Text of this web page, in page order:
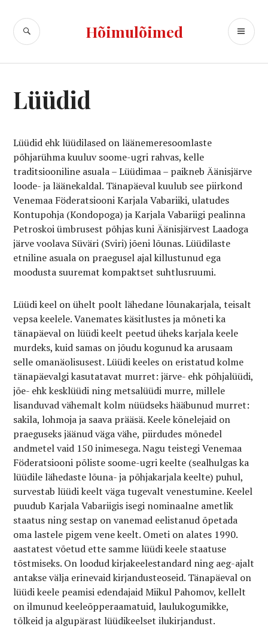
content
Hõimulõimed
SEARCH
Lüüdid
Lüüdid ehk lüüdilased on läänemeresoomlaste
põhjarühma kuuluv soome-ugri rahvas, kelle
traditsiooniline asuala – Lüüdimaa – paikneb Äänisjärve
loode- ja läänekaldal. Tänapäeval kuulub see piirkond
Venemaa Föderatsiooni Karjala Vabariiki, ulatudes
Kontupohja (Kondopoga) ja Karjala Vabariigi pealinna
Petroskoi ümbrusest põhjas kuni Äänisjärvest Laadoga
järve voolava Süväri (Sviri) jõeni lõunas. Lüüdilaste
etniline asuala on praegusel ajal killustunud ega
moodusta suuremat kompaktset suhtlusruumi.
Lüüdi keel on ühelt poolt lähedane lõunakarjala, teisalt
vepsa keelele. Vanemates käsitlustes ja mõneti ka
tänapäeval on lüüdi keelt peetud üheks karjala keele
murdeks, kuid samas on jõudu kogunud ka arusaam
selle omanäolisusest. Lüüdi keeles on eristatud kolme
tänapäevalgi kasutatavat murret: järve- ehk põhjalüüdi,
jõe- ehk kesklüüdi ning metsalüüdi murre, millele
lisanduvad vähemalt kolm nüüdseks hääbunud murret:
sakila, lohmoja ja saava prääsä. Keele kõnelejaid on
praeguseks jäänud väga vähe, piirdudes mõnedel
andmetel vaid 150 inimesega. Nagu teistegi Venemaa
Föderatsiooni põliste soome-ugri keelte (sealhulgas ka
lüüdile lähedaste lõuna- ja põhjakarjala keelte) puhul,
survestab lüüdi keelt väga tugevalt venestumine. Keelel
puudub Karjala Vabariigis isegi nominaalne ametlik
staatus ning sestap on vanemad eelistanud õpetada
oma lastele pigem vene keelt. Ometi on alates 1990.
aastatest võetud ette samme lüüdi keele staatuse
tõstmiseks. On loodud kirjakeelestandard ning aeg-ajalt
antakse välja erinevaid kirjandusteoseid. Tänapäeval on
lüüdi keele peamisi edendajaid Miikul Pahomov, kellelt
on ilmunud keeleõpperaamatuid, laulukogumikke,
tõlkeid ja algupärast lüüdikeelset ilukirjandust.